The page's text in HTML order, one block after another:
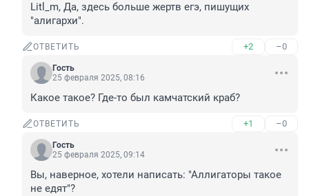
Litl_m, Да, здесь больше жертв егэ, пишущих
"алигархи".
ОТВЕТИТЬ +2 –0
Гость
25 февраля 2025, 08:16
Какое такое? Где-то был камчатский краб?
ОТВЕТИТЬ +1 –0
Гость
25 февраля 2025, 09:14
Вы, наверное, хотели написать: "Аллигаторы такое
не едят"?